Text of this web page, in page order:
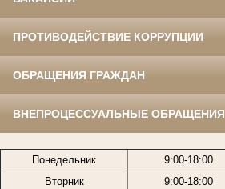
ПРОТИВОДЕЙСТВИЕ КОРРУПЦИИ
ОБРАЩЕНИЯ ГРАЖДАН
ВНЕПРОЦЕССУАЛЬНЫЕ ОБРАЩЕНИЯ
Понедельник
9:00-18:00
Вторник
9:00-18:00